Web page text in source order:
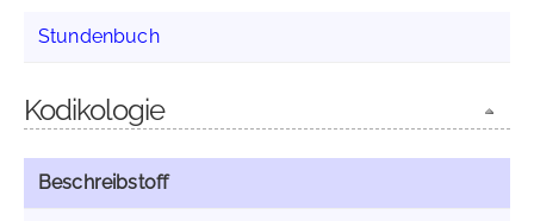
Stundenbuch
Kodikologie
Beschreibstoff